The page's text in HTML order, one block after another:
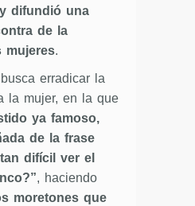
difundió una
de la
mujeres.
erradicar la
la mujer, en la que
ya famoso,
de la frase
difícil ver el
, haciendo
moretones que